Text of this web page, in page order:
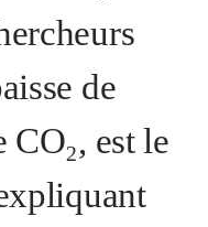
de
CO₂, est le